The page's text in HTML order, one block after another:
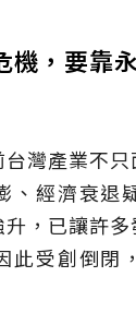
機，要靠
灣產業不只
、經濟衰退
，已讓許多
此受創倒閉